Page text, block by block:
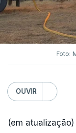
Foto:
OUVIR
(em atualização)